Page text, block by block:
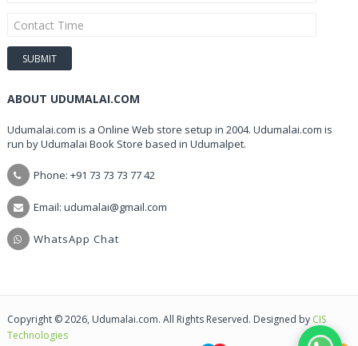
ABOUT UDUMALAI.COM
Udumalai.com is a Online Web store setup in 2004. Udumalai.com is
run by Udumalai Book Store based in Udumalpet.
Phone: +91 73 73 73 77 42
Email: udumalai@gmail.com
WhatsApp Chat
Copyright © 2026, Udumalai.com. All Rights Reserved. Designed by CIS
Technologies